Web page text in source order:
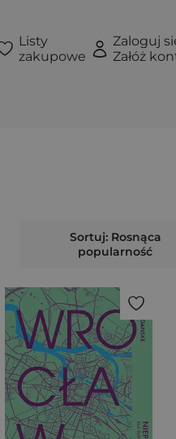
Listy
zakupowe
Zaloguj
Załóż
Sortuj: Rosnąca
popularność